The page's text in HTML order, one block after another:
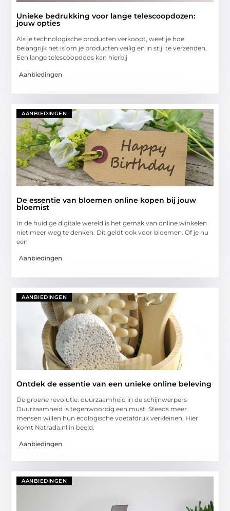
Unieke bedrukking voor lange telescoopdozen:
jouw opties
Als je technologische producten verkoopt, weet je hoe
belangrijk het is om je producten veilig en in stijl te verzenden.
Een lange telescoopdoos kan hierbij
Aanbiedingen
AANBIEDINGEN
De essentie van bloemen online kopen bij jouw
bloemist
In de huidige digitale wereld is het gemak van online winkelen
niet meer weg te denken. Dit geldt ook voor bloemen. Of je nu
een
Aanbiedingen
AANBIEDINGEN
Ontdek de essentie van een unieke online beleving
De groene revolutie: duurzaamheid in de schijnwerpers
Duurzaamheid is tegenwoordig een must. Steeds meer
mensen willen hun ecologische voetafdruk verkleinen. Hier
komt Natrada.nl in beeld.
Aanbiedingen
AANBIEDINGEN